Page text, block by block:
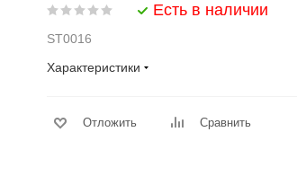
Есть в наличии
ST0016
Характеристики
Отложить Сравнить